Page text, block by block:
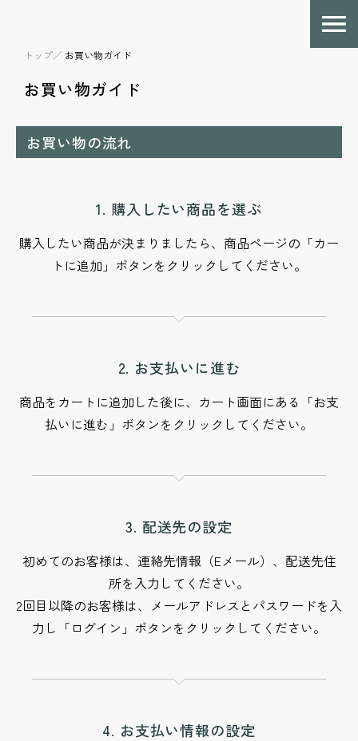
トップ／ お買い物ガイド
お買い物ガイド
お買い物の流れ
1. 購入したい商品を選ぶ
購入したい商品が決まりましたら、商品ページの「カー
トに追加」ボタンをクリックしてください。
2. お支払いに進む
商品をカートに追加した後に、カート画面にある「お支
払いに進む」ボタンをクリックしてください。
3. 配送先の設定
初めてのお客様は、連絡先情報（Eメール）、配送先住
所を入力してください。
2回目以降のお客様は、メールアドレスとパスワードを入
力し「ログイン」ボタンをクリックしてください。
4. お支払い情報の設定